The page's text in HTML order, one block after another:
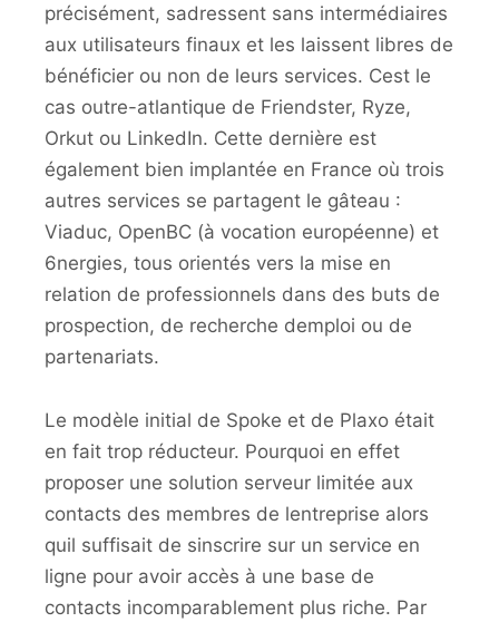
précisément, sadressent sans intermédiaires
aux utilisateurs finaux et les laissent libres de
bénéficier ou non de leurs services. Cest le
cas outre-atlantique de Friendster, Ryze,
Orkut ou LinkedIn. Cette dernière est
également bien implantée en France où trois
autres services se partagent le gâteau :
Viaduc, OpenBC (à vocation européenne) et
6nergies, tous orientés vers la mise en
relation de professionnels dans des buts de
prospection, de recherche demploi ou de
partenariats.
Le modèle initial de Spoke et de Plaxo était
en fait trop réducteur. Pourquoi en effet
proposer une solution serveur limitée aux
contacts des membres de lentreprise alors
quil suffisait de sinscrire sur un service en
ligne pour avoir accès à une base de
contacts incomparablement plus riche. Par